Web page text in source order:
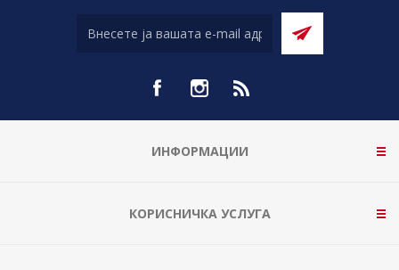
ИНФОРМАЦИИ
КОРИСНИЧКА УСЛУГА